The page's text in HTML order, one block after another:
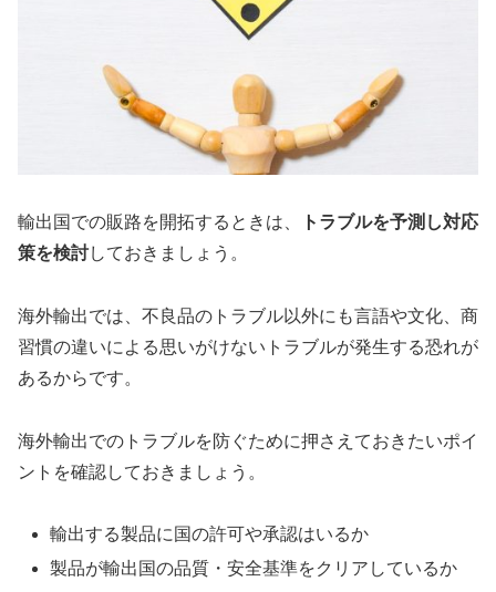
輸出国での販路を開拓するときは、
トラブルを予測し対応
策を検討しておきましょう。
海外輸出では、不良品のトラブル以外にも言語や文化、商
習慣の違いによる思いがけないトラブルが発生する恐れが
あるからです。
海外輸出でのトラブルを防ぐために押さえておきたいポイ
ントを確認しておきましょう。
輸出する製品に国の許可や承認はいるか
製品が輸出国の品質・安全基準をクリアしているか